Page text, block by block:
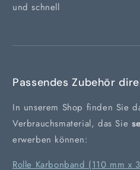
und schnell
Passendes Zubehör
In unserem Shop finden Sie
Verbrauchsmaterial, das Sie
erwerben können:
Rolle Karbonband (110 mm x